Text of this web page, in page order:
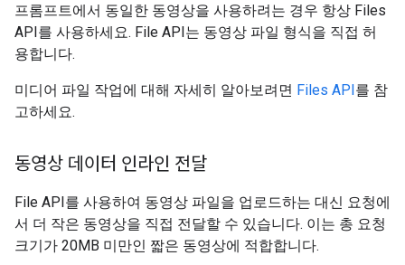
프롬프트에서 동일한 동영상을 사용하려는 경우 항상 Files
API를 사용하세요. File API는 동영상 파일 형식을 직접 허
용합니다.
미디어 파일 작업에 대해 자세히 알아보려면 Files API를 참
고하세요.
동영상 데이터 인라인 전달
File API를 사용하여 동영상 파일을 업로드하는 대신 요청에
서 더 작은 동영상을 직접 전달할 수 있습니다. 이는 총 요청
크기가 20MB 미만인 짧은 동영상에 적합합니다.